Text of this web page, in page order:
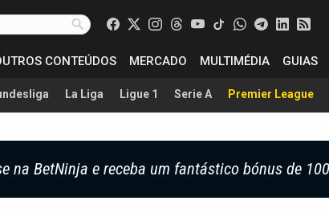
CONTEÚDOS MERCADO MULTIMÉDIA GUIAS
La Liga Ligue 1 Serie A Premier League
na BetNinja e receba um fantástico bónus de